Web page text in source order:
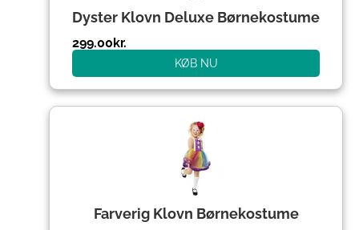
Dyster Klovn Deluxe Børnekostume
299.00kr.
KØB NU
Farverig Klovn Børnekostume